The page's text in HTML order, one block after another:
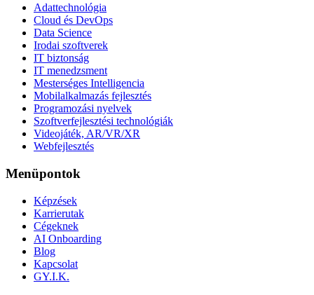
Adattechnológia
Cloud és DevOps
Data Science
Irodai szoftverek
IT biztonság
IT menedzsment
Mesterséges Intelligencia
Mobilalkalmazás fejlesztés
Programozási nyelvek
Szoftverfejlesztési technológiák
Videojáték, AR/VR/XR
Webfejlesztés
Menüpontok
Képzések
Karrierutak
Cégeknek
AI Onboarding
Blog
Kapcsolat
GY.I.K.